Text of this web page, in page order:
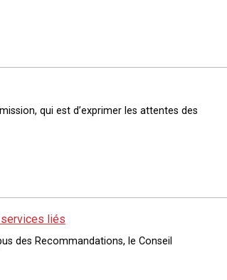
qui est d’exprimer les attentes des
liés
des Recommandations, le Conseil